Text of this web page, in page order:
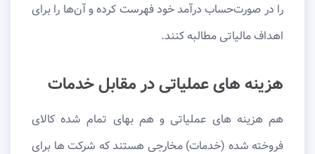
را در صورت‌حساب درآمد خود فهرست کرده و آن‌ها را برای
اهداف مالیاتی مطالبه کنند.
هزینه های عملیاتی در مقابل خدمات
هم هزینه های عملیاتی و هم بهای تمام شده کالای
فروخته شده (خدمات) مخارجی هستند که شرکت ها برای